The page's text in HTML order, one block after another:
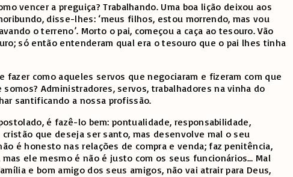
vencer a preguiça? Trabalhando. Uma boa lição deixou aos
disse-lhes: ‘meus filhos, estou morrendo, mas vou
o terreno’. Morto o pai, começou a caça ao tesouro. Vão
só então entenderam qual era o tesouro que o pai lhes tinha
fazer como aqueles servos que negociaram e fizeram com que
Administradores, servos, trabalhadores na vinha do
santificando a nossa profissão.
é fazê-lo bem: pontualidade, responsabilidade,
que deseja ser santo, mas desenvolve mal o seu
é honesto nas relações de compra e venda; faz penitência,
ele mesmo é não é justo com os seus funcionários… Mal
e bom amigo dos seus amigos, não vai atrair para Deus,